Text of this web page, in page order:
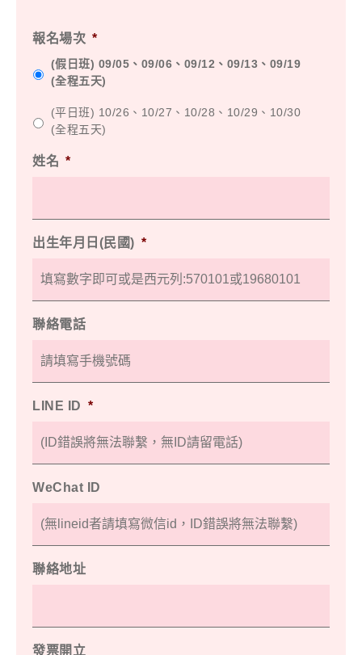
報名場次 *
(假日班) 09/05、09/06、09/12、09/13、09/19
(全程五天)
(平日班) 10/26、10/27、10/28、10/29、10/30
(全程五天)
姓名 *
出生年月日(民國) *
聯絡電話
LINE ID *
WeChat ID
聯絡地址
發票開立